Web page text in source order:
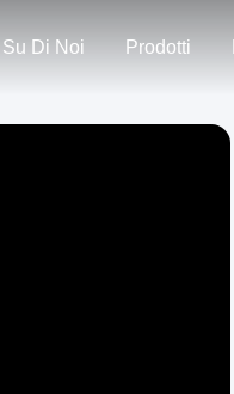
Su Di Noi Prodotti